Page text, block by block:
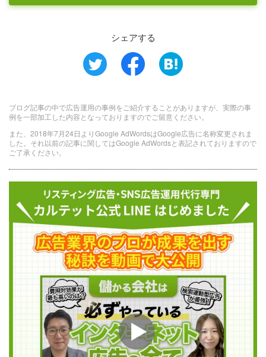
シェアする
ブログ記事の中で広告運用の事例をご紹介することがありますが、実際の事
例を一部加工した内容となっておりますのでご留意ください。
また、2018年7月24日よりGoogle AdWordsはGoogle広告に名称変更されま
した。それ以前の記事に関してはGoogle AdWordsと表記されておりますので
ご了承ください。